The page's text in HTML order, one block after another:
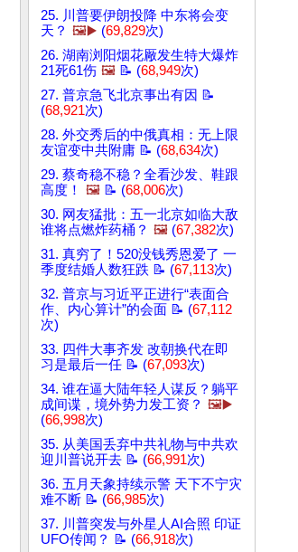
25. 川普要伊朗投降 中东将会变
天？ 🖼️▶️ (69,829次)
26. 湖南浏阳烟花厰发生特大爆炸
21死61伤 🖼️ 📝 (68,949次)
27. 普京急飞北京事出有因 📝
(68,921次)
28. 外交秀后的中俄真相：无上限
友谊变中共附庸 📝 (68,634次)
29. 蔡奇稳不稳？全看沙发、鞋跟
高度！
🖼️ 📝 (68,006次)
30. 网友猛批：五一北京如临大敌
谁将点燃炸药桶？ 🖼️ (67,382次)
31. 真穷了！520没钱秀恩爱了 一
季度结婚人数狂跌 📝 (67,113次)
32. 普京与习近平正进行“表面合
作、内心算计”的会面 📝 (67,112
次)
33. 四件大事齐发 改朝换代在即
习是最后一任 📝 (67,093次)
34. 谁在逼大陆年轻人谋反？躺平
成间谍，境外势力发工资？ 🖼️▶️
(66,998次)
35. 从美国丢弃中共礼物与中共欢
迎川普说开去 📝 (66,991次)
36. 五月天象持续示警 天下不宁灾
难不断 📝 (66,985次)
37. 川普突发与外星人AI合照 印证
UFO传闻？ 📝 (66,918次)